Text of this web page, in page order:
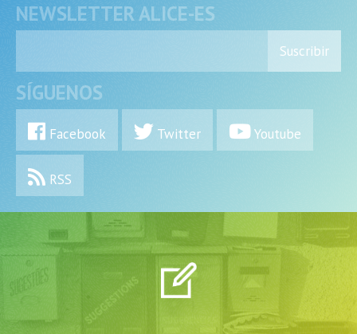
NEWSLETTER ALICE-ES
Suscribir
SÍGUENOS
Facebook Twitter Youtube
RSS